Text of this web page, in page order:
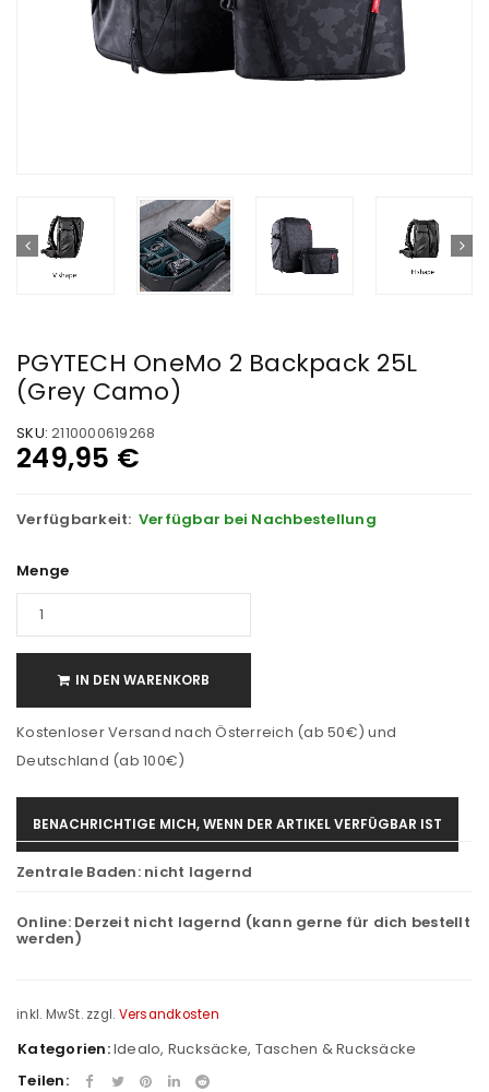
PGYTECH OneMo 2 Backpack 25L
(Grey Camo)
SKU: 2110000619268
249,95 €
Verfügbarkeit: Verfügbar bei Nachbestellung
Menge
IN DEN WARENKORB
Kostenloser Versand nach Österreich (ab 50€) und
Deutschland (ab 100€)
BENACHRICHTIGE MICH, WENN DER ARTIKEL VERFÜGBAR IST
Zentrale Baden: nicht lagernd
Online: Derzeit nicht lagernd (kann gerne für dich bestellt
werden)
inkl. MwSt. zzgl. Versandkosten
Kategorien:Idealo, Rucksäcke, Taschen & Rucksäcke
Teilen: